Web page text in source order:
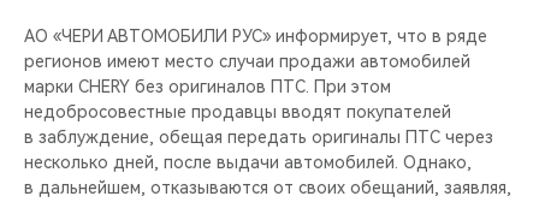
АО «ЧЕРИ АВТОМОБИЛИ РУС» информирует, что в ряде
регионов имеют место случаи продажи автомобилей
марки CHERY без оригиналов ПТС. При этом
недобросовестные продавцы вводят покупателей
в заблуждение, обещая передать оригиналы ПТС через
несколько дней, после выдачи автомобилей. Однако,
в дальнейшем, отказываются от своих обещаний, заявляя,